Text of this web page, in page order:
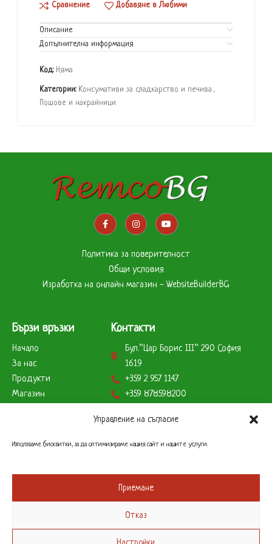
Управление на съгласие
Използваме бисквитки, за да оптимизираме нашия сайт и нашите услуги.
Приемане
Отказ
Сравнение Добавяне в Любими
Описание
Допълнителна информация
Код: Няма
Категории: Консумативи за сладкарство и печива ,
Пошове и накрайници
Политика за поверителност
Общи условия
Изработка на онлайн магазин - WebsiteBuilderBG
Бързи връзки
Начало
За нас
Продукти
Магазин
Начини на плащане
Контакти
Бул.”Цар Борис ІІІ” 290 София
1619
+359 2 957 1147
+359 878598200
info@remcobg.com
Понеделник до Петък – 9 до 17 часа
Понеделник до Петък – 9 до 17 часа